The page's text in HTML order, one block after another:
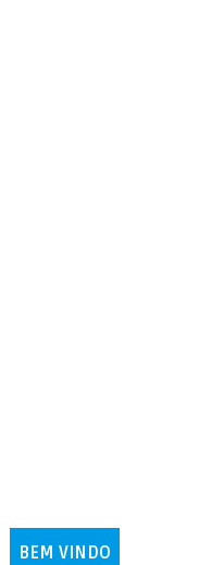
BEM VINDO